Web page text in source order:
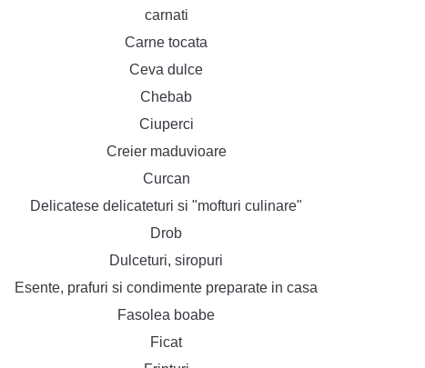
carnati
Carne tocata
Ceva dulce
Chebab
Ciuperci
Creier maduvioare
Curcan
Delicatese delicateturi si "mofturi culinare"
Drob
Dulceturi, siropuri
Esente, prafuri si condimente preparate in casa
Fasolea boabe
Ficat